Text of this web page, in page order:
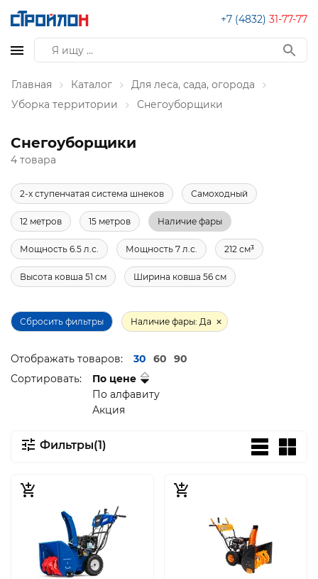
+7 (4832) 31-77-77
Главная Каталог
Для леса, сада, огорода
Уборка территории
Снегоуборщики
Снегоуборщики
4 товара
2-х ступенчатая система шнеков Самоходный
12 метров 15 метров Наличие фары
Мощность 6.5 л.с. Мощность 7 л.с. 212 см³
Высота ковша 51 см Ширина ковша 56 см
Сбросить фильтры Наличие фары: Да
Отображать товаров: 30 60
90
Сортировать:
По цене
По алфавиту
Акция
Фильтры(1)